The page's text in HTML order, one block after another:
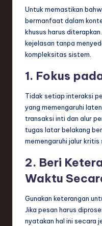
Untuk memastikan
bermanfaat dalam
khusus harus
kejelasan tanpa
kompleksitas sistem.
1. Fokus
Tidak setiap interaksi
yang memengaruhi
transaksi inti dan alur
tugas latar belakang
memengaruhi jalur kritis
2. Beri
Waktu
Gunakan keterangan
Jika pesan harus
nyatakan hal ini secara